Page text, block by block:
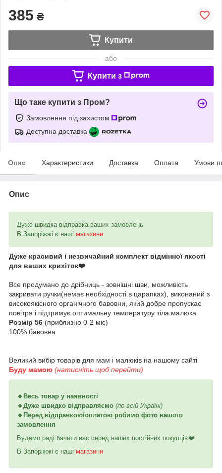
385 ₴
Купити
або
Купити з
Що таке купити з Пром?
Замовлення під захистом
Доступна доставка
Опис Характеристики Доставка Оплата Умови
Опис
Дуже швидка відправка ваших замовлень
В Запоріжжі є наші магазини
Дуже красивий і незвичайний комплект відмінної якості
для ваших крихіток❤️
Все продумано до дрібниць - зовнішні шви, можливість
закривати ручки(немає необхідності в царапках), виконаний з
високоякісного органічного бавовни, який добре пропускає
повітря і підтримує оптимальну температуру тіла малюка.
Розмір 56 (приблизно 0-2 міс)
100% бавовна
Великий вибір товарів для мам і малюків на нашому сайті
Буду мамою (натисніть щоб перейти)
🔸Весь товар у наявності
🔸Дуже швидко відправляємо (по всій Україні)
🔸Перед відправкою/оплатою робимо фото вашого
замовлення
Будемо раді бачити вас серед наших постійних покупців❤️
В Запоріжжі є наші магазини